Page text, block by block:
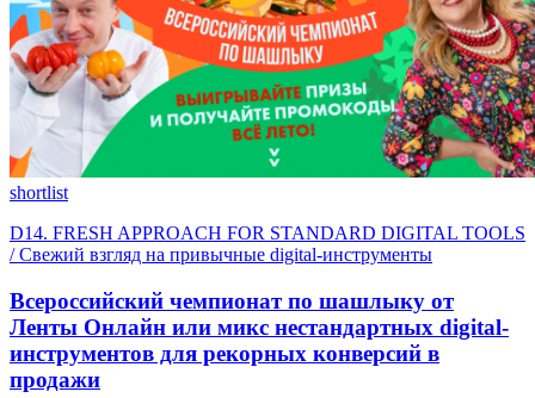
shortlist
D14. FRESH APPROACH FOR STANDARD DIGITAL TOOLS
/ Свежий взгляд на привычные digital-инструменты
Всероссийский чемпионат по шашлыку от
Ленты Онлайн или микс нестандартных digital-
инструментов для рекорных конверсий в
продажи